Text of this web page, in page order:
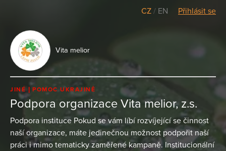
CZ / EN Přihlásit se
Vita melior
JINÉ POMOC UKRAJINĚ
Podpora organizace Vita melior, z.s.
Podpora instituce Pokud se vám líbí rozvíjející se činnost
naší organizace, máte jedinečnou možnost podpořit naší
práci i mimo tematicky zaměřené kampaně. Institucionální